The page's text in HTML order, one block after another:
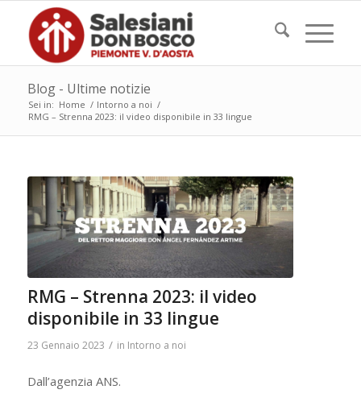
Blog - Ultime notizie
Sei in: Home / Intorno a noi /
RMG – Strenna 2023: il video disponibile in 33 lingue
RMG – Strenna 2023: il video
disponibile in 33 lingue
23 Gennaio 2023 / in Intorno a noi
Dall’agenzia ANS.